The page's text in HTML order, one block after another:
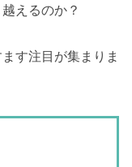
えるのか？
す注目が集まりま